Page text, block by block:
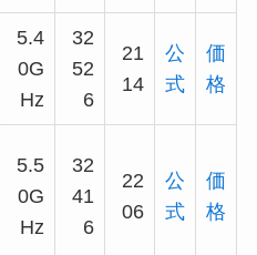
5.4
0G
Hz
32
52
6
21
14
公
式
価
格
5.5
0G
Hz
32
41
6
22
06
公
式
価
格